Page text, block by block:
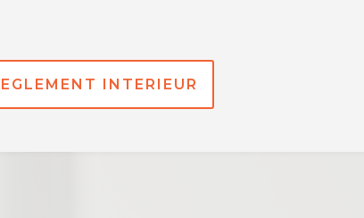
INTERIEUR